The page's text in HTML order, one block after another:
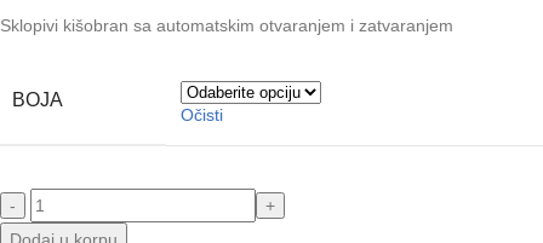
Sklopivi kišobran sa automatskim otvaranjem i zatvaranjem
BOJA
Očisti